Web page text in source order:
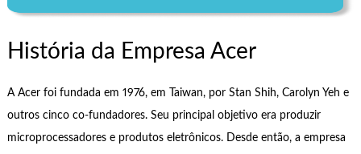
História da Empresa Acer
A Acer foi fundada em 1976, em Taiwan, por Stan Shih, Carolyn Yeh e
outros cinco co-fundadores. Seu principal objetivo era produzir
microprocessadores e produtos eletrônicos. Desde então, a empresa